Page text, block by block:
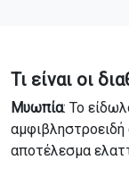
Τι είναι οι
Μυωπία: Το
αποτέλεσμα